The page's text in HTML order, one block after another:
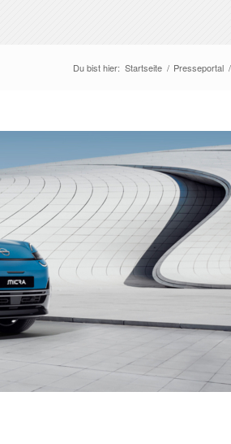
Du bist hier: Startseite / Presseportal /